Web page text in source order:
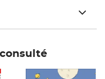
Prix 7,50€